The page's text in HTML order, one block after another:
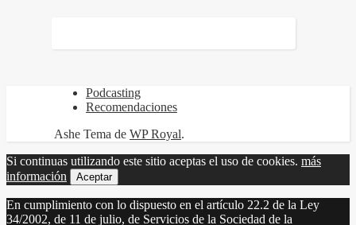
Podcasting
Recomendaciones
Ashe Tema de WP Royal.
Si continuas utilizando este sitio aceptas el uso de cookies. más
información
Aceptar
En cumplimiento con lo dispuesto en el artículo 22.2 de la Ley
34/2002, de 11 de julio, de Servicios de la Sociedad de la